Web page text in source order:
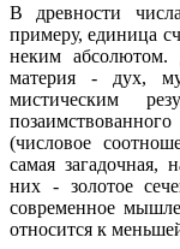
В древности
примеру, единица
неким абсолютом.
материя - дух,
мистическим
(числовое
самая загадочная,
них - золотое
современное
относится к